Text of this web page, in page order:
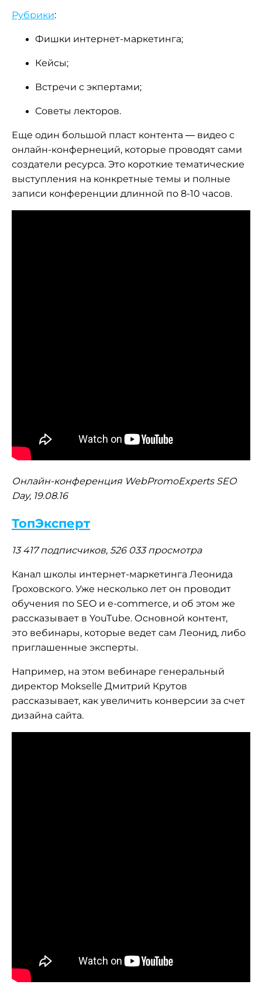
Рубрики:
Фишки интернет-маркетинга;
Кейсы;
Встречи с экпертами;
Советы лекторов.
Еще один большой пласт контента — видео с
онлайн-конфернеций, которые проводят сами
создатели ресурса. Это короткие тематические
выступления на конкретные темы и полные
записи конференции длинной по 8-10 часов.
Онлайн-конференция WebPromoExperts SEO
Day, 19.08.16
ТопЭксперт
13 417 подписчиков, 526 033 просмотра
Канал школы интернет-маркетинга Леонида
Гроховского. Уже несколько лет он проводит
обучения по SEO и e-commerce, и об этом же
рассказывает в YouTube. Основной контент,
это вебинары, которые ведет сам Леонид, либо
приглашенные эксперты.
Например, на этом вебинаре генеральный
директор Mokselle Дмитрий Крутов
рассказывает, как увеличить конверсии за счет
дизайна сайта.